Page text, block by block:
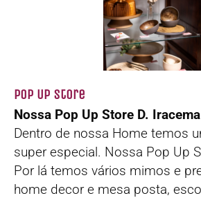
Pop Up Store
Nossa Pop Up Store D. Iracema
Dentro de nossa Home temos
super especial. Nossa Pop Up
Por lá temos vários mimos e
home decor e mesa posta,